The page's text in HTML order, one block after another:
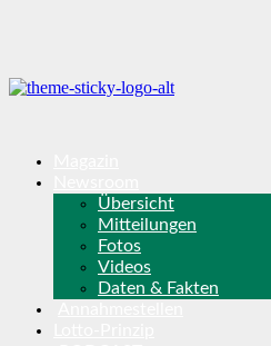
Übersicht
Mitteilungen
Fotos
Videos
Daten & Fakten